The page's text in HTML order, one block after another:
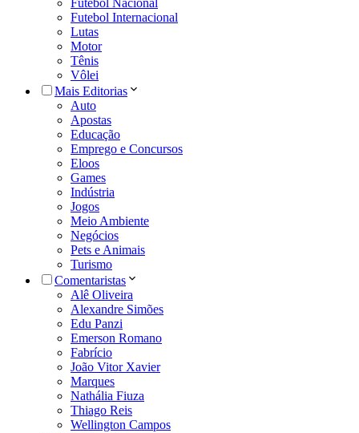
Futebol Nacional
Futebol Internacional
Lutas
Motor
Tênis
Vôlei
Mais Editorias
Auto
Apostas
Educação
Emprego e Concursos
Eloos
Games
Indústria
Jogos
Meio Ambiente
Negócios
Pets e Animais
Turismo
Comentaristas
Alê Oliveira
Alexandre Simões
Edu Panzi
Emerson Romano
Fabrício
João Vitor Xavier
Marques
Nathália Fiuza
Thiago Reis
Wellington Campos